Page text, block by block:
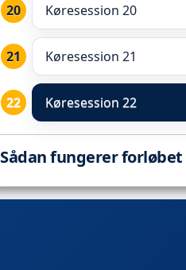
Køresession 20
Køresession 21
Køresession 22
Sådan fungerer forløbet